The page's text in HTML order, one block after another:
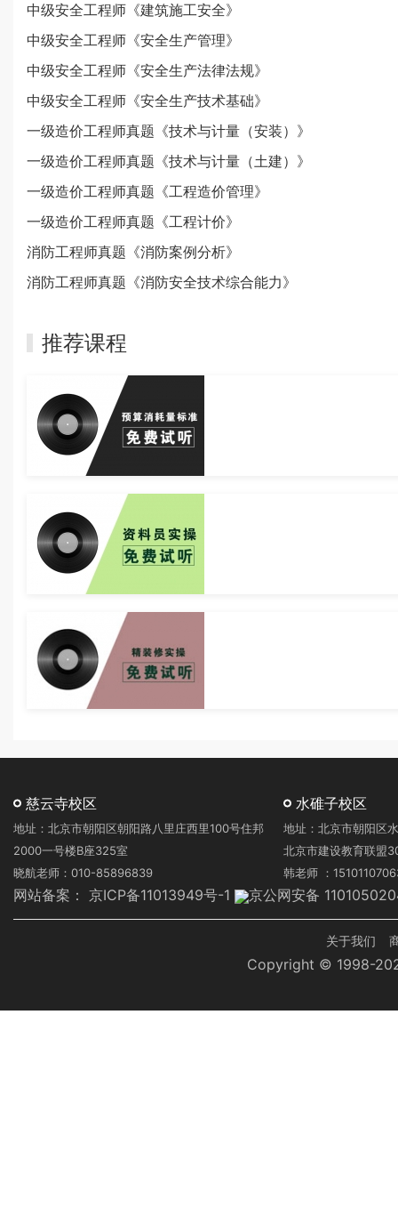
中级安全工程师《建筑施工安全》
中级安全工程师《安全生产管理》
中级安全工程师《安全生产法律法规》
中级安全工程师《安全生产技术基础》
一级造价工程师真题《技术与计量（安装）》
一级造价工程师真题《技术与计量（土建）》
一级造价工程师真题《工程造价管理》
一级造价工程师真题《工程计价》
消防工程师真题《消防案例分析》
消防工程师真题《消防安全技术综合能力》
推荐课程
慈云寺校区
地址：北京市朝阳区朝阳路八里庄西里100号住邦
2000一号楼B座325室
晓航老师：010-85896839
水碓子校区
地址：北京市朝阳区
北京市建设教育联盟
韩老师 ：
网站备案： 京ICP备11013949号-1 京公网安备
关于我们
Copyright © 1998-